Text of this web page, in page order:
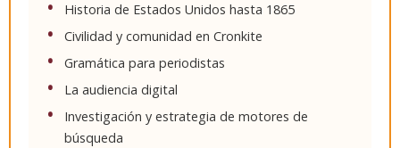
Historia de Estados Unidos hasta 1865
Civilidad y comunidad en Cronkite
Gramática para periodistas
La audiencia digital
Investigación y estrategia de motores de
búsqueda